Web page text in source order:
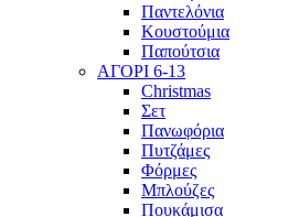
Παντελόνια
Κουστούμια
Παπούτσια
ΑΓΟΡΙ 6-13
Christmas
Σετ
Πανωφόρια
Πυτζάμες
Φόρμες
Μπλούζες
Πουκάμισα